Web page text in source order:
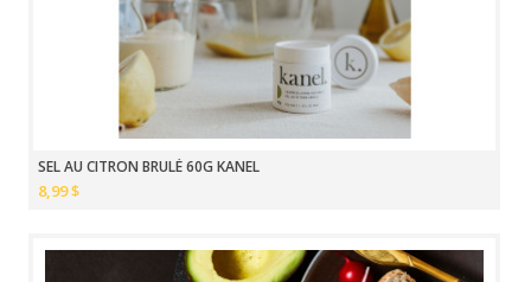
SEL AU CITRON BRULÉ 60G KANEL
8,99 $